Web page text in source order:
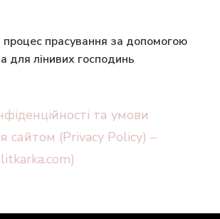
процес прасування за допомогою
для лінивих господинь
та умови
сайтом (Privacy Policy) –